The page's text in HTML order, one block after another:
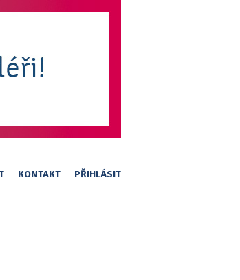
KONTAKT PŘIHLÁSIT